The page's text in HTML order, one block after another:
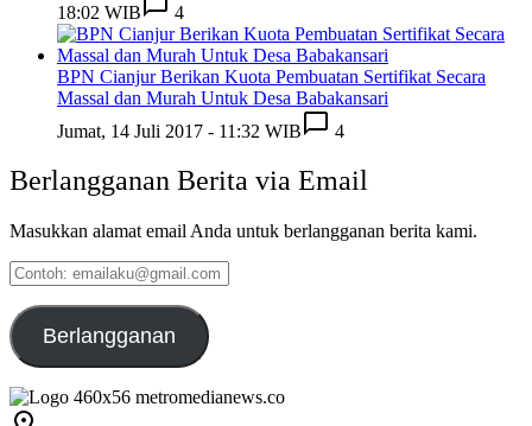
18:02 WIB
4
BPN Cianjur Berikan Kuota Pembuatan Sertifikat Secara
Massal dan Murah Untuk Desa Babakansari
Jumat, 14 Juli 2017 - 11:32 WIB
4
Berlangganan Berita via Email
Masukkan alamat email Anda untuk berlangganan berita kami.
Contoh:
emailaku@gmail.com
Berlangganan